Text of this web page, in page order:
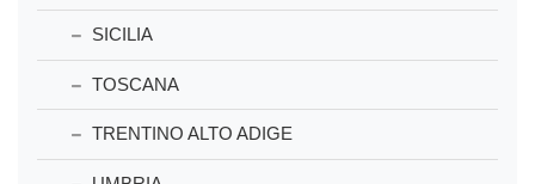
SICILIA
TOSCANA
TRENTINO ALTO ADIGE